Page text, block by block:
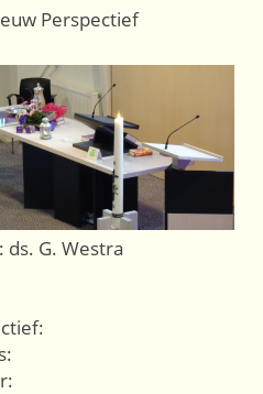
Perspectief
ds. G. Westra